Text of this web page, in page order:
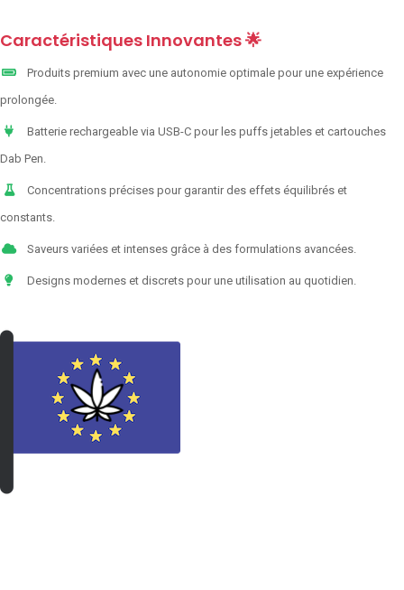
Caractéristiques Innovantes 🌟
Produits premium avec une autonomie optimale pour une expérience
prolongée.
Batterie rechargeable via USB-C pour les puffs jetables et cartouches
Dab Pen.
Concentrations précises pour garantir des effets équilibrés et
constants.
Saveurs variées et intenses grâce à des formulations avancées.
Designs modernes et discrets pour une utilisation au quotidien.